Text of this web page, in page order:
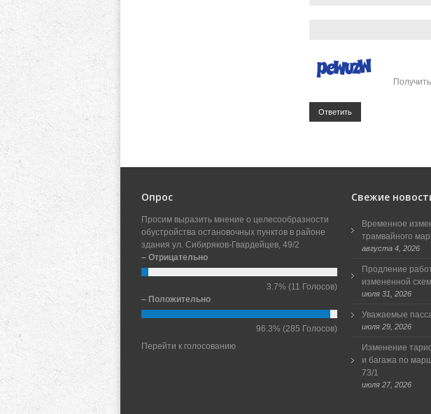
Ответить
Опрос
Просим выразить мнение о целесообразности
обустройства остановочных пунктов в районе
здания ул. Сибиряков-Гвардейцев, 49/2
– Отрицательно
3.7% (11 Голосов)
– Положительно
96.3% (285 Голосов)
Перейти к голосованию
Свежие
Временное
трамвайного
августа 4, 2026
Продление
измененной
июля 31, 2026
Уважаемые
июля 29, 2026
Изменение
и багажа по
73/1
июля 27, 2026